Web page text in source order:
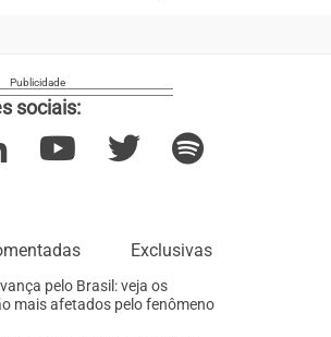
sociais:
Exclusivas
pelo Brasil: veja os
mais afetados pelo fenômeno